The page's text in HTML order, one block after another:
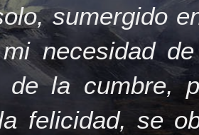
sumergido
necesidad
de la cumbre,
felicidad, se